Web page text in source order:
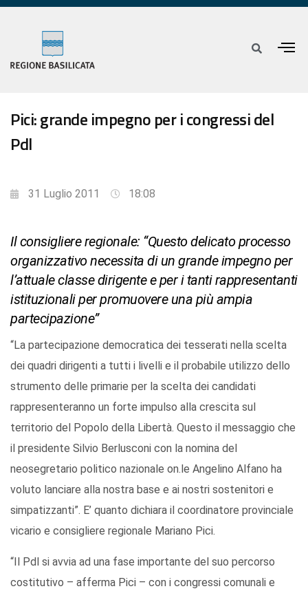
Pici: grande impegno per i congressi del
Pdl
31 Luglio 2011 18:08
Il consigliere regionale: “Questo delicato processo
organizzativo necessita di un grande impegno per
l’attuale classe dirigente e per i tanti rappresentanti
istituzionali per promuovere una più ampia
partecipazione”
“La partecipazione democratica dei tesserati nella scelta
dei quadri dirigenti a tutti i livelli e il probabile utilizzo dello
strumento delle primarie per la scelta dei candidati
rappresenteranno un forte impulso alla crescita sul
territorio del Popolo della Libertà. Questo il messaggio che
il presidente Silvio Berlusconi con la nomina del
neosegretario politico nazionale on.le Angelino Alfano ha
voluto lanciare alla nostra base e ai nostri sostenitori e
simpatizzanti”. E’ quanto dichiara il coordinatore provinciale
vicario e consigliere regionale Mariano Pici.
“Il Pdl si avvia ad una fase importante del suo percorso
costitutivo – afferma Pici – con i congressi comunali e